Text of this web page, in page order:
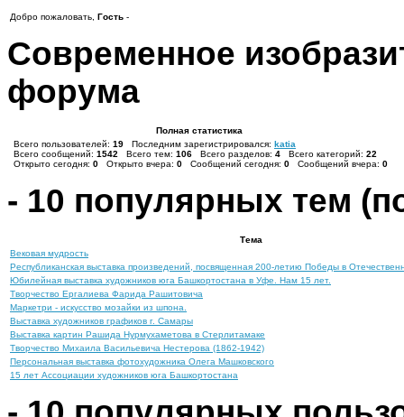
Добро пожаловать, Гость -
Современное
форума
Полная статистика
Всего пользователей: 19 Последним зарегистрировался: katia
Всего сообщений: 1542 Всего тем: 106 Всего разделов: 4 Всего категорий: 22
Открыто сегодня: 0 Открыто вчера: 0 Сообщений сегодня: 0 Сообщений вчера: 0
- 10 популярных тем
Тема
Вековая мудрость
Республиканская выставка произведений, посвященная 200-летию Победы в
Юбилейная выставка художников юга Башкортостана в Уфе. Нам 15 лет.
Творчество Ергалиева Фарида Рашитовича
Маркетри - искусство мозайки из шпона.
Выставка художников графиков г. Самары
Выставка картин Рашида Нурмухаметова в Стерлитамаке
Творчество Михаила Васильевича Нестерова (1862-1942)
Персональная выставка фотохудожника Олега Машковского
15 лет Ассоциации художников юга Башкортостана